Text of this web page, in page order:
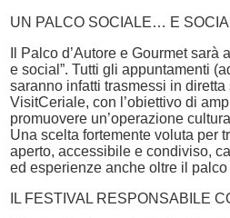
UN PALCO SOCIALE… E
Il Palco d’Autore e Gourmet
e social”. Tutti gli appuntamenti
saranno infatti trasmessi in
VisitCeriale, con l’obiettivo di
promuovere un’operazione
Una scelta fortemente voluta per
aperto, accessibile e condiviso,
ed esperienze anche oltre il
IL FESTIVAL RESPONSABILE